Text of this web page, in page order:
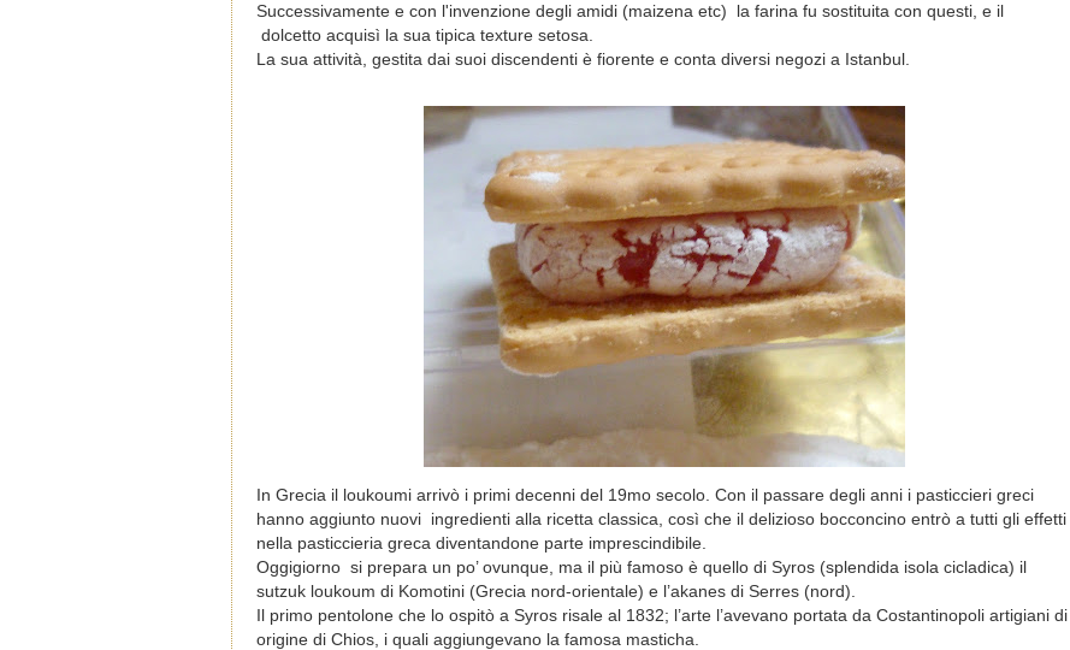
Successivamente e con l'invenzione degli amidi (maizena etc) la farina fu sostituita con questi, e il
dolcetto acquisì la sua tipica texture setosa.
La sua attività, gestita dai suoi discendenti è fiorente e conta diversi negozi a Istanbul.
In Grecia il loukoumi arrivò i primi decenni del 19mo secolo. Con il passare degli anni i pasticcieri greci
hanno aggiunto nuovi ingredienti alla ricetta classica, così che il delizioso bocconcino entrò a tutti gli effetti
nella pasticcieria greca diventandone parte imprescindibile.
Oggigiorno si prepara un po’ ovunque, ma il più famoso è quello di Syros (splendida isola cicladica) il
sutzuk loukoum di Komotini (Grecia nord-orientale) e l’akanes di Serres (nord).
Il primo pentolone che lo ospitò a Syros risale al 1832; l’arte l’avevano portata da Costantinopoli artigiani di
origine di Chios, i quali aggiungevano la famosa masticha.